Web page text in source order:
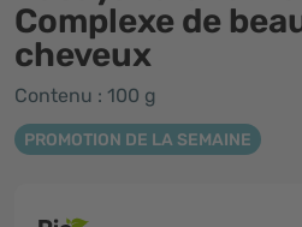
Complexe de
cheveux
Contenu : 100 g
PROMOTION DE LA SEMAINE